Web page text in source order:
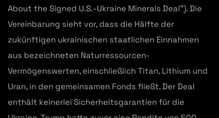
About the Signed U.S.-Ukraine Minerals Deal”). Die
Vereinbarung sieht vor, dass die Hälfte der
zukünftigen ukrainischen staatlichen Einnahmen
aus bezeichneten Naturressourcen-
Vermögenswerten, einschließlich Titan, Lithium und
Uran, in den gemeinsamen Fonds fließt. Der Deal
enthält keinerlei Sicherheitsgarantien für die